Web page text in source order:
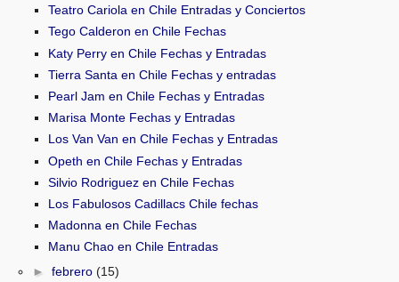
Teatro Cariola en Chile Entradas y Conciertos
Tego Calderon en Chile Fechas
Katy Perry en Chile Fechas y Entradas
Tierra Santa en Chile Fechas y entradas
Pearl Jam en Chile Fechas y Entradas
Marisa Monte Fechas y Entradas
Los Van Van en Chile Fechas y Entradas
Opeth en Chile Fechas y Entradas
Silvio Rodriguez en Chile Fechas
Los Fabulosos Cadillacs Chile fechas
Madonna en Chile Fechas
Manu Chao en Chile Entradas
► febrero (15)